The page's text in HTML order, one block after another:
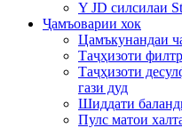
Y JD силсилаи
Ҷамъоварии хок
Цамъкунандаи
Таҷҳизоти
Таҷҳизоти
гази дуд
Шиддати
Пулс матои